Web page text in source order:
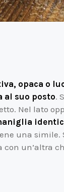
opaca o
suo posto.
Nel lato
una
con un’altra